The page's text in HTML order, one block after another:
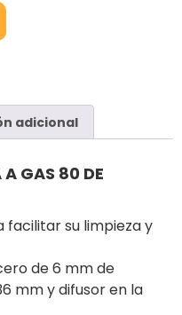
adicional
GAS 80 DE
facilitar su limpieza y
de 6 mm de
mm y difusor en la